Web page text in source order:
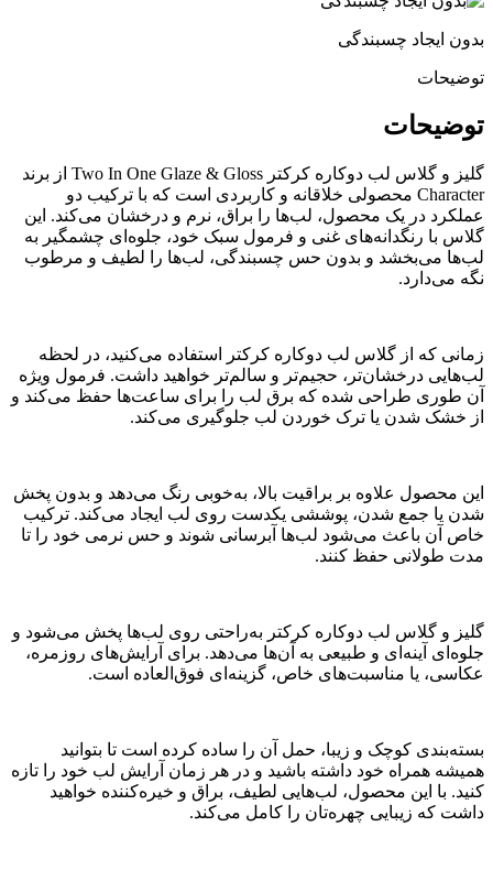
بدون ایجاد چسبندگی
توضیحات
توضیحات
گلیز و گلاس لب دوکاره کرکتر Two In One Glaze & Gloss از برند
Character محصولی خلاقانه و کاربردی است که با ترکیب دو
عملکرد در یک محصول، لب‌ها را براق، نرم و درخشان می‌کند. این
گلاس با رنگدانه‌های غنی و فرمول سبک خود، جلوه‌ای چشمگیر به
لب‌ها می‌بخشد و بدون حس چسبندگی، لب‌ها را لطیف و مرطوب
نگه می‌دارد.
زمانی که از گلاس لب دوکاره کرکتر استفاده می‌کنید، در لحظه
لب‌هایی درخشان‌تر، حجیم‌تر و سالم‌تر خواهید داشت. فرمول ویژه
آن طوری طراحی شده که برق لب را برای ساعت‌ها حفظ می‌کند و
از خشک شدن یا ترک خوردن لب جلوگیری می‌کند.
این محصول علاوه بر براقیت بالا، به‌خوبی رنگ می‌دهد و بدون پخش
شدن یا جمع شدن، پوششی یکدست روی لب ایجاد می‌کند. ترکیب
خاص آن باعث می‌شود لب‌ها آبرسانی شوند و حس نرمی خود را تا
مدت طولانی حفظ کنند.
گلیز و گلاس لب دوکاره کرکتر به‌راحتی روی لب‌ها پخش می‌شود و
جلوه‌ای آینه‌ای و طبیعی به آن‌ها می‌دهد. برای آرایش‌های روزمره،
عکاسی، یا مناسبت‌های خاص، گزینه‌ای فوق‌العاده است.
بسته‌بندی کوچک و زیبا، حمل آن را ساده کرده است تا بتوانید
همیشه همراه خود داشته باشید و در هر زمان آرایش لب خود را تازه
کنید. با این محصول، لب‌هایی لطیف، براق و خیره‌کننده خواهید
داشت که زیبایی چهره‌تان را کامل می‌کند.